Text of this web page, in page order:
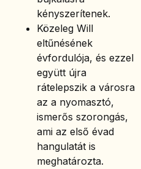
kényszerítenek.
Közeleg Will
eltűnésének
évfordulója, és ezzel
együtt újra
rátelepszik a városra
az a nyomasztó,
ismerős szorongás,
ami az első évad
hangulatát is
meghatározta.